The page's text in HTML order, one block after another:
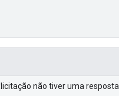
não tiver uma resposta.